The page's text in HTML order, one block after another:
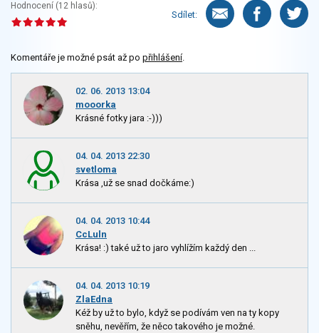
Hodnocení (12 hlasů):
Sdílet:
Komentáře je možné psát až po přihlášení.
02. 06. 2013 13:04
mooorka
Krásné fotky jara :-)))
04. 04. 2013 22:30
svetloma
Krása ,už se snad dočkáme:)
04. 04. 2013 10:44
CcLuln
Krása! :) také už to jaro vyhlížím každý den ...
04. 04. 2013 10:19
ZlaEdna
Kéž by už to bylo, když se podívám ven na ty kopy
sněhu, nevěřím, že něco takového je možné.